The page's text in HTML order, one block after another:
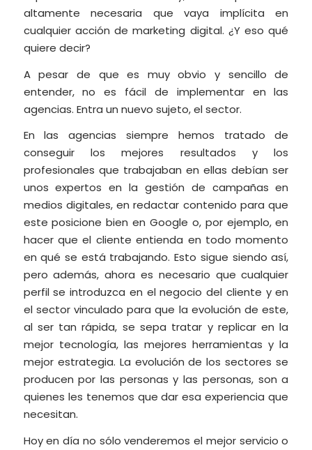
altamente necesaria que vaya implícita en
cualquier acción de marketing digital. ¿Y eso qué
quiere decir?
A pesar de que es muy obvio y sencillo de
entender, no es fácil de implementar en las
agencias. Entra un nuevo sujeto, el sector.
En las agencias siempre hemos tratado de
conseguir los mejores resultados y los
profesionales que trabajaban en ellas debían ser
unos expertos en la gestión de campañas en
medios digitales, en redactar contenido para que
este posicione bien en Google o, por ejemplo, en
hacer que el cliente entienda en todo momento
en qué se está trabajando. Esto sigue siendo así,
pero además, ahora es necesario que cualquier
perfil se introduzca en el negocio del cliente y en
el sector vinculado para que la evolución de este,
al ser tan rápida, se sepa tratar y replicar en la
mejor tecnología, las mejores herramientas y la
mejor estrategia. La evolución de los sectores se
producen por las personas y las personas, son a
quienes les tenemos que dar esa experiencia que
necesitan.
Hoy en día no sólo venderemos el mejor servicio o